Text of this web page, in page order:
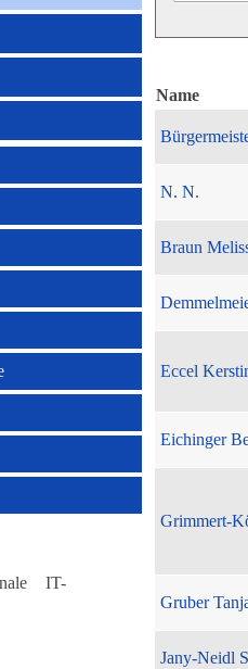
Name
N. N.
Braun
Eccel
Eichinger
Grimmert-
Gruber
Jany-Neidl